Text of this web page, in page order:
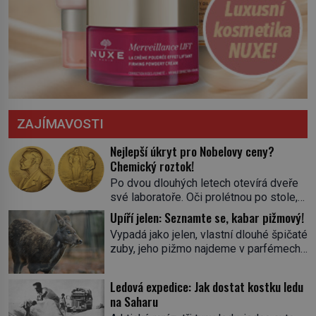
ZAJÍMAVOSTI
Nejlepší úkryt pro Nobelovy ceny?
Chemický roztok!
Po dvou dlouhých letech otevírá dveře
své laboratoře. Oči prolétnou po stole,
aby pak ulpěly na regálu, kde se nachází
všemožné látky. Hledá žluto-oranžovou
tekutinu, jakmile ji zahlédne, nesmírně
se mu uleví. Teď může svůj plán
skrývá směs s názvem lučavka
královská. Svůj přídomek nemá pro nic
za nic, […]
Upíří jelen: Seznamte se, kabar pižmový!
Vypadá jako jelen, vlastní dlouhé špičaté
zuby, jeho pižmo najdeme v parfémech
jediného zástupce zvířecí říše – kabara
pižmového. V Evropě ho jako první
Ledová expedice: Jak dostat kostku ledu
na Saharu